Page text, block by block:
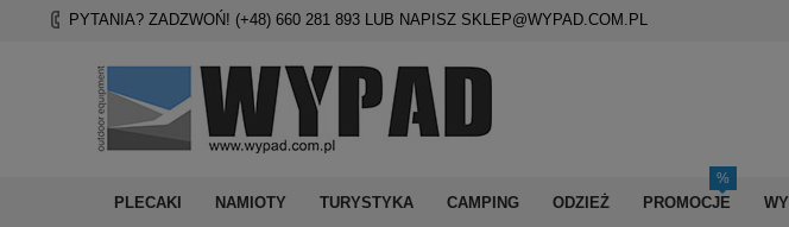
PYTANIA? ZADZWOŃ! (+48) 660 281 893 LUB NAPISZ SKLEP@WYPAD.COM.PL
PLECAKI NAMIOTY TURYSTYKA CAMPING ODZIEŻ PROMOCJE